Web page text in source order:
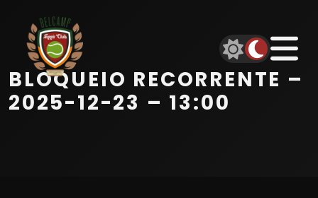
Início
Equipa
Serviços
BLOQUEIO RECORRENTE –
2025-12-23 – 13:00